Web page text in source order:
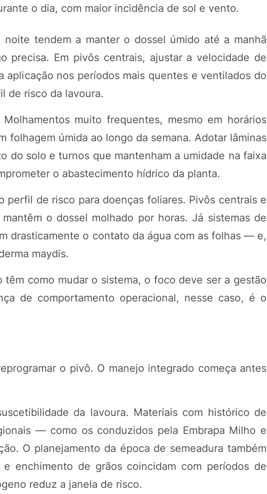
o dia, com maior incidência de sol e vento.
tendem a manter o dossel úmido até a manhã
Em pivôs centrais, ajustar a velocidade de
aplicação nos períodos mais quentes e ventilados do
de risco da lavoura.
muito frequentes, mesmo em horários
folhagem úmida ao longo da semana. Adotar lâminas
do solo e turnos que mantenham a umidade na faixa
o abastecimento hídrico da planta.
perfil de risco para doenças foliares. Pivôs centrais e
o dossel molhado por horas. Já sistemas de
drasticamente o contato da água com as folhas — e,
maydis.
como mudar o sistema, o foco deve ser a gestão
de comportamento operacional, nesse caso, é o
o pivô. O manejo integrado começa antes
da lavoura. Materiais com histórico de
— como os conduzidos pela Embrapa Milho e
O planejamento da época de semeadura também
enchimento de grãos coincidam com períodos de
reduz a janela de risco.